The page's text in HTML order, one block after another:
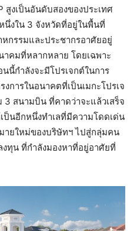
สูงเป็นอันดับสองของประเทศ
นึ่งใน 3 จังหวัดที่อยู่ในพื้นที่
กรรมและประชากรอาศัยอยู่
คมที่หลากหลาย โดยเฉพาะ
นี้กำลังจะมีโปรเจกต์ในการ
การในอนาคตที่เป็นเมกะโปรเจ
3 สนามบิน ที่คาดว่าจะแล้วเสร็จ
ป็นอีกหนึ่งทำเลที่มีความโดดเด่น
ายใหม่ของบริษัทฯ ไปสู่กลุ่มคน
ทุน ที่กำลังมองหาที่อยู่อาศัยที่